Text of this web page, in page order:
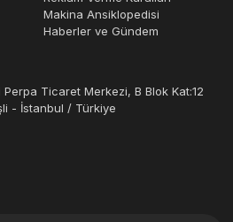
Makina Ansiklopedisi
Haberler ve Gündem
Perpa Ticaret Merkezi, B Blok Kat:12
- İstanbul / Türkiye